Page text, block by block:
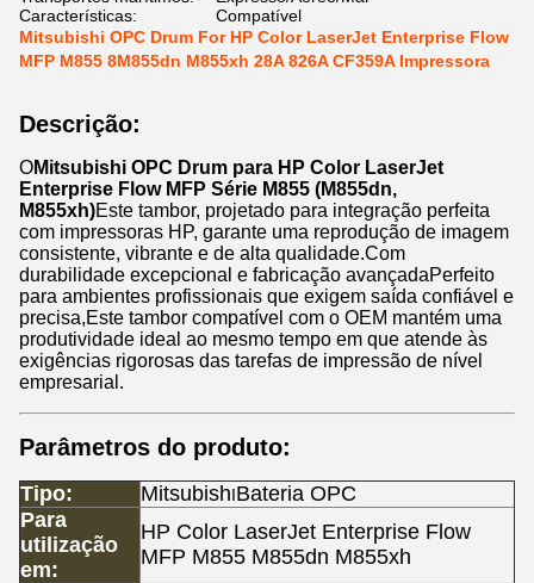
Características:
Compatível
Mitsubishi OPC Drum For HP Color LaserJet Enterprise Flow
MFP M855 8M855dn M855xh 28A 826A CF359A Impressora
Descrição:
OMitsubishi OPC Drum para HP Color LaserJet
Enterprise Flow MFP Série M855 (M855dn,
M855xh)Este tambor, projetado para integração perfeita
com impressoras HP, garante uma reprodução de imagem
consistente, vibrante e de alta qualidade.Com
durabilidade excepcional e fabricação avançadaPerfeito
para ambientes profissionais que exigem saída confiável e
precisa,Este tambor compatível com o OEM mantém uma
produtividade ideal ao mesmo tempo em que atende às
exigências rigorosas das tarefas de impressão de nível
empresarial.
Parâmetros do produto:
Tipo: MitsubishIBateria OPC
Para
utilização
em:
HP Color LaserJet Enterprise Flow
MFP M855 M855dn M855xh